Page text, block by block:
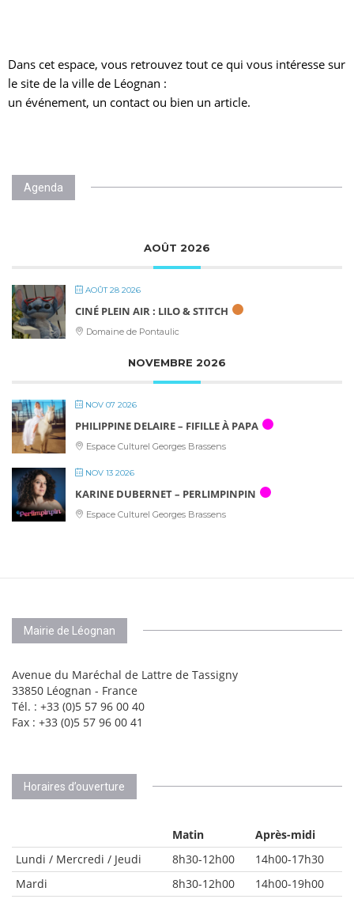
Dans cet espace, vous retrouvez tout ce qui vous intéresse sur
le site de la ville de Léognan :
un événement, un contact ou bien un article.
Agenda
AOÛT 2026
AOÛT 28 2026
CINÉ PLEIN AIR : LILO & STITCH
Domaine de Pontaulic
NOVEMBRE 2026
NOV 07 2026
PHILIPPINE DELAIRE – FIFILLE À PAPA
Espace Culturel Georges Brassens
NOV 13 2026
KARINE DUBERNET – PERLIMPINPIN
Espace Culturel Georges Brassens
Mairie de Léognan
Avenue du Maréchal de Lattre de Tassigny
33850 Léognan - France
Tél. : +33 (0)5 57 96 00 40
Fax : +33 (0)5 57 96 00 41
Horaires d’ouverture
Matin
Après-midi
Lundi / Mercredi / Jeudi
8h30-12h00
14h00-17h30
Mardi
8h30-12h00 14h00-19h00